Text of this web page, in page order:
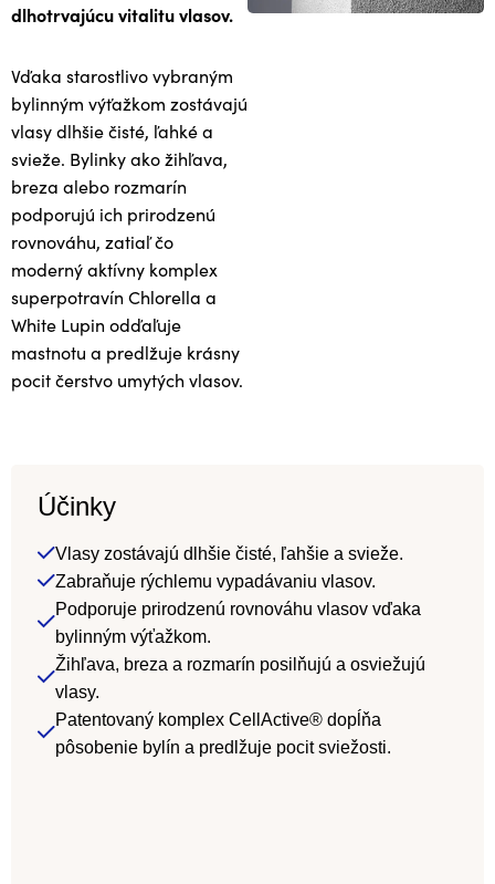
dlhotrvajúcu vitalitu vlasov.
Vďaka starostlivo vybraným
bylinným výťažkom zostávajú
vlasy dlhšie čisté, ľahké a
svieže. Bylinky ako žihľava,
breza alebo rozmarín
podporujú ich prirodzenú
rovnováhu, zatiaľ čo
moderný aktívny komplex
superpotravín Chlorella a
White Lupin odďaľuje
mastnotu a predlžuje krásny
pocit čerstvo umytých vlasov.
Účinky
Vlasy zostávajú dlhšie čisté, ľahšie a svieže.
Zabraňuje rýchlemu vypadávaniu vlasov.
Podporuje prirodzenú rovnováhu vlasov vďaka
bylinným výťažkom.
Žihľava, breza a rozmarín posilňujú a osviežujú
vlasy.
Patentovaný komplex CellActive® dopĺňa
pôsobenie bylín a predlžuje pocit sviežosti.